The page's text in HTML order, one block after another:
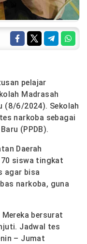
pelajar
Madrasah
(8/6/2024). Sekolah
narkoba sebagai
(PPDB).
Daerah
siswa tingkat
agar bisa
narkoba, guna
bersurat
Jadwal tes
– Jumat